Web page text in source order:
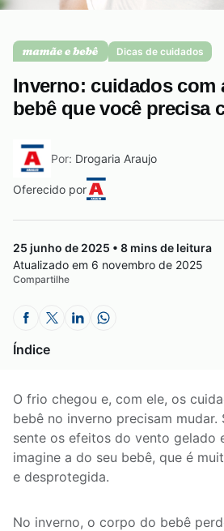
Dicas de cuidados
Inverno: cuidados com
bebê que você precisa
Por: Drogaria Araujo
Oferecido por
25 junho de 2025 • 8 mins de leitura
Atualizado em 6 novembro de 2025
Compartilhe
Índice
O frio chegou e, com ele, os
bebê no inverno precisam mudar.
sente os efeitos do vento gelado
imagine a do seu bebê, que é
e desprotegida.
No inverno, o corpo do bebê